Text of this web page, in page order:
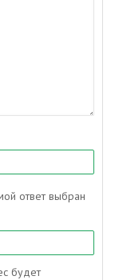
ответ выбран
будет